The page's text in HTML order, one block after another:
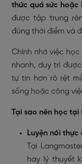
thức quá sức hoặc
được tập trung
đúng thời điểm và
Chính nhờ việc
nhanh, duy trì
tự tin hơn rõ rệt
sống hoặc công
Tại sao nên học tại
Luyện nói
Tại
hay lý thuyết